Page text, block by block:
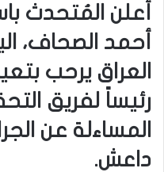
أعلن المُتحدث
أحمد الصحاف،
العراق يرحب
رئيساً لفريق
المساءلة عن
داعش.